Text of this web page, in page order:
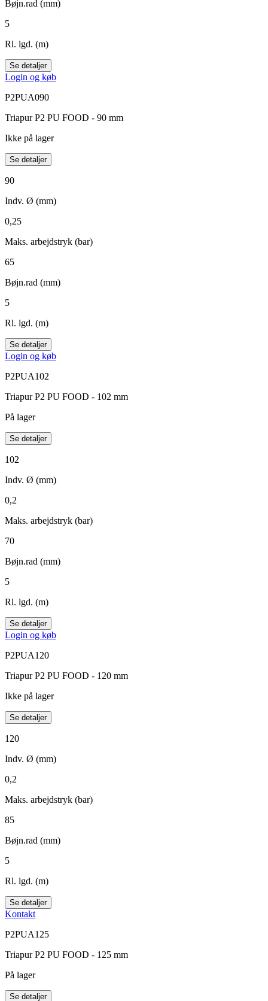
Bøjn.rad (mm)
5
Rl. lgd. (m)
Se detaljer
Login og køb
P2PUA090
Triapur P2 PU FOOD - 90 mm
Ikke på lager
Se detaljer
90
Indv. Ø (mm)
0,25
Maks. arbejdstryk (bar)
65
Bøjn.rad (mm)
5
Rl. lgd. (m)
Se detaljer
Login og køb
P2PUA102
Triapur P2 PU FOOD - 102 mm
På lager
Se detaljer
102
Indv. Ø (mm)
0,2
Maks. arbejdstryk (bar)
70
Bøjn.rad (mm)
5
Rl. lgd. (m)
Se detaljer
Login og køb
P2PUA120
Triapur P2 PU FOOD - 120 mm
Ikke på lager
Se detaljer
120
Indv. Ø (mm)
0,2
Maks. arbejdstryk (bar)
85
Bøjn.rad (mm)
5
Rl. lgd. (m)
Se detaljer
Kontakt
P2PUA125
Triapur P2 PU FOOD - 125 mm
På lager
Se detaljer